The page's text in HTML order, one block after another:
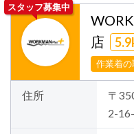
スタッフ募集中
店
作業着の
住所
〒
2-